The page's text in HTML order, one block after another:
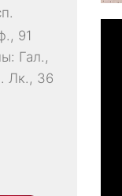
91
Гал.,
Лк., 36